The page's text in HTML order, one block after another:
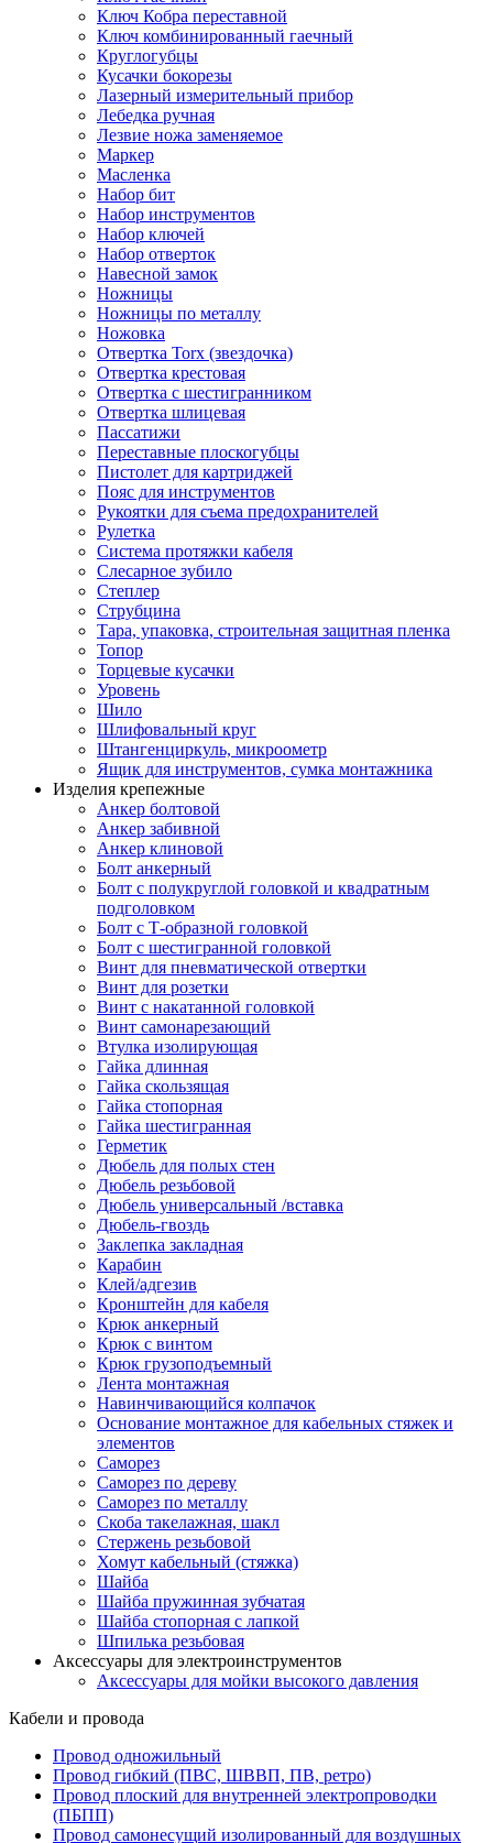
Ключ Кобра переставной
Ключ комбинированный гаечный
Круглогубцы
Кусачки бокорезы
Лазерный измерительный прибор
Лебедка ручная
Лезвие ножа заменяемое
Маркер
Масленка
Набор бит
Набор инструментов
Набор ключей
Набор отверток
Навесной замок
Ножницы
Ножницы по металлу
Ножовка
Отвертка Torx (звездочка)
Отвертка крестовая
Отвертка с шестигранником
Отвертка шлицевая
Пассатижи
Переставные плоскогубцы
Пистолет для картриджей
Пояс для инструментов
Рукоятки для съема предохранителей
Рулетка
Система протяжки кабеля
Слесарное зубило
Степлер
Струбцина
Тара, упаковка, строительная защитная пленка
Топор
Торцевые кусачки
Уровень
Шило
Шлифовальный круг
Штангенциркуль, микроометр
Ящик для инструментов, сумка монтажника
Изделия крепежные
Анкер болтовой
Анкер забивной
Анкер клиновой
Болт анкерный
Болт с полукруглой головкой и квадратным
подголовком
Болт с Т-образной головкой
Болт с шестигранной головкой
Винт для пневматической отвертки
Винт для розетки
Винт с накатанной головкой
Винт самонарезающий
Втулка изолирующая
Гайка длинная
Гайка скользящая
Гайка стопорная
Гайка шестигранная
Герметик
Дюбель для полых стен
Дюбель резьбовой
Дюбель универсальный /вставка
Дюбель-гвоздь
Заклепка закладная
Карабин
Клей/адгезив
Кронштейн для кабеля
Крюк анкерный
Крюк с винтом
Крюк грузоподъемный
Лента монтажная
Навинчивающийся колпачок
Основание монтажное для кабельных стяжек и
элементов
Саморез
Саморез по дереву
Саморез по металлу
Скоба такелажная, шакл
Стержень резьбовой
Хомут кабельный (стяжка)
Шайба
Шайба пружинная зубчатая
Шайба стопорная с лапкой
Шпилька резьбовая
Аксессуары для электроинструментов
Аксессуары для мойки высокого давления
Кабели и провода
Провод одножильный
Провод гибкий (ПВС, ШВВП, ПВ, ретро)
Провод плоский для внутренней электропроводки
(ПБПП)
Провод самонесущий изолированный для воздушных